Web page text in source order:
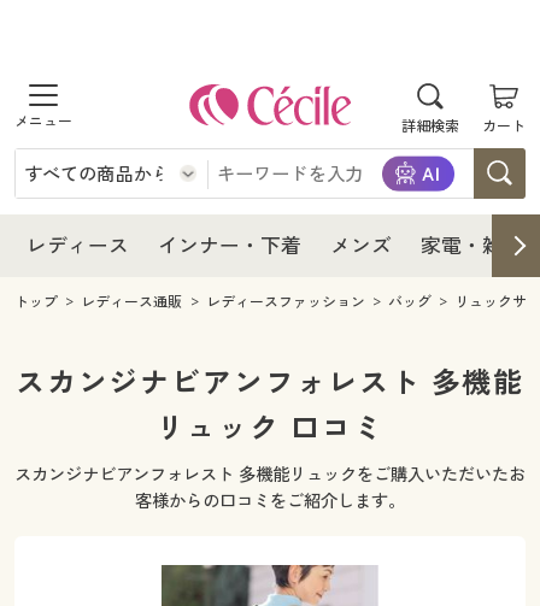
詳細検索 カート
商品を探す
レディース
レディースファッション
女性下着
インナー・下着
インナー・下着通販すべて
女性下着
ジュニア・ティーンズ下着
メンズ
メンズ通販すべて
メンズファッション
家電・雑貨
家電・雑貨すべて
キッチン・雑貨・日用品
寝具・インテリア・家具
寝具・インテリア・家具通販すべて
美容・健康通販すべて
制服・スクール
レディース インナー・下着 メンズ 家電・雑貨
レディース
レディース通販すべて
レディースファッション
インナー・下着
インナー・下着通販すべて
ジュニア・ティーンズ下着
メンズ
キッチン・雑貨・日用品
寝具・インテリア・家具通販すべて
家具・収納
美容・健康通販すべて
制服・スクール
トップ レディース通販 レディースファッション バッグ リュックサ
スカンジナビアンフォレスト 多機能
リュック 口コミ
スカンジナビアンフォレスト 多機能リュックをご購入いただいたお
客様からの口コミをご紹介します。